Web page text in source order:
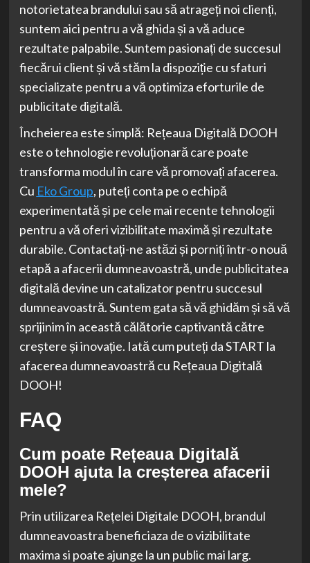
notorietatea brandului sau să atrageți noi clienți,
suntem aici pentru a vă ghida și a vă aduce
rezultate palpabile. Suntem pasionați de succesul
fiecărui client și vă stăm la dispoziție cu sfaturi
specializate pentru a vă optimiza eforturile de
publicitate digitală.
Încheierea este simplă: Rețeaua Digitală DOOH
este o tehnologie revoluționară care poate
transforma modul în care vă promovați afacerea.
Cu Eko Group, puteți conta pe o echipă
experimentată și pe cele mai recente tehnologii
pentru a vă oferi vizibilitate maximă și rezultate
durabile. Contactați-ne astăzi și porniți într-o nouă
etapă a afacerii dumneavoastră, unde publicitatea
digitală devine un catalizator pentru succesul
dumneavoastră. Suntem gata să vă ghidăm și să vă
sprijinim în această călătorie captivantă către
creștere și inovație. Iată cum puteți da START la
afacerea dumneavoastră cu Rețeaua Digitală
DOOH!
FAQ
Cum poate Rețeaua Digitală
DOOH ajuta la creșterea afacerii
mele?
Prin utilizarea Rețelei Digitale DOOH, brandul
dumneavoastra beneficiaza de o vizibilitate
maxima si poate ajunge la un public mai larg.